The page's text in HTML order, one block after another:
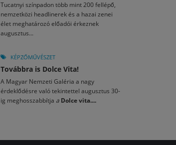
Tucatnyi színpadon több mint 200 fellépő,
nemzetközi headlinerek és a hazai zenei
élet meghatározó előadói érkeznek
augusztus...
KÉPZŐMŰVÉSZET
Továbbra is Dolce Vita!
A Magyar Nemzeti Galéria a nagy
érdeklődésre való tekintettel augusztus 30-
ig meghosszabbítja a Dolce vita....